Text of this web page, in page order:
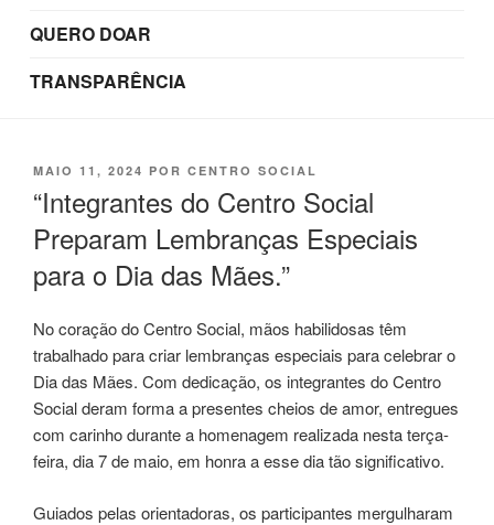
QUERO DOAR
TRANSPARÊNCIA
PUBLICADO
MAIO 11, 2024 POR CENTRO SOCIAL
“Integrantes do Centro Social
Preparam Lembranças Especiais
para o Dia das Mães.”
No coração do Centro Social, mãos habilidosas têm
trabalhado para criar lembranças especiais para celebrar o
Dia das Mães. Com dedicação, os integrantes do Centro
Social deram forma a presentes cheios de amor, entregues
com carinho durante a homenagem realizada nesta terça-
feira, dia 7 de maio, em honra a esse dia tão significativo.
Guiados pelas orientadoras, os participantes mergulharam